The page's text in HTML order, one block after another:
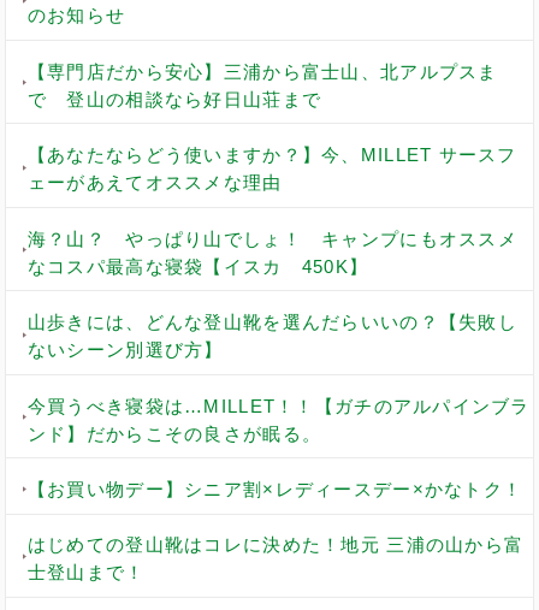
のお知らせ
【専門店だから安心】三浦から富士山、北アルプスま
で 登山の相談なら好日山荘まで
【あなたならどう使いますか？】今、MILLET サースフ
ェーがあえてオススメな理由
海？山？ やっぱり山でしょ！ キャンプにもオススメ
なコスパ最高な寝袋【イスカ 450K】
山歩きには、どんな登山靴を選んだらいいの？【失敗し
ないシーン別選び方】
今買うべき寝袋は…MILLET！！【ガチのアルパインブラ
ンド】だからこその良さが眠る。
【お買い物デー】シニア割×レディースデー×かなトク！
はじめての登山靴はコレに決めた！地元 三浦の山から富
士登山まで！